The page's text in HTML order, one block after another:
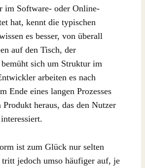
im Software- oder Online-
hat, kennt die typischen
es besser, von überall
auf den Tisch, der
sich um Struktur im
arbeiten es nach
Ende eines langen Prozesses
heraus, das den Nutzer
ist zum Glück nur selten
jedoch umso häufiger auf, je